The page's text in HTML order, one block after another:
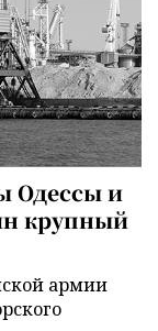
Одессы и
крупный
армии